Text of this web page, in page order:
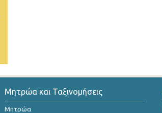
Μητρώα και Ταξινομήσεις
Μητρώα